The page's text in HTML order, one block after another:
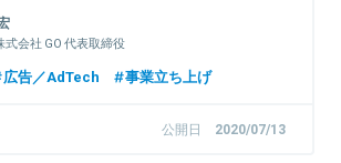
式会社 GO 代表取締役
広告／AdTech 事業立ち上げ
公開日 2020/07/13